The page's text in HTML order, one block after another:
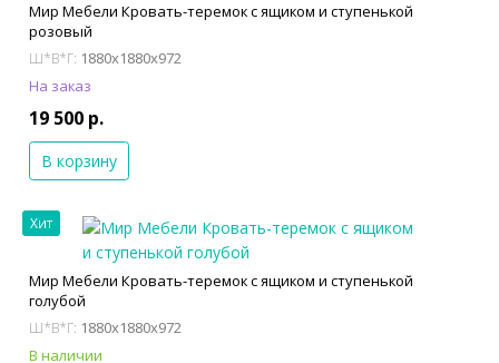
Мир Мебели Кровать-теремок с ящиком и ступенькой
розовый
Ш*В*Г: 1880x1880x972
На заказ
19 500 р.
В корзину
Хит
Мир Мебели Кровать-теремок с ящиком и ступенькой
голубой
Ш*В*Г: 1880x1880x972
В наличии